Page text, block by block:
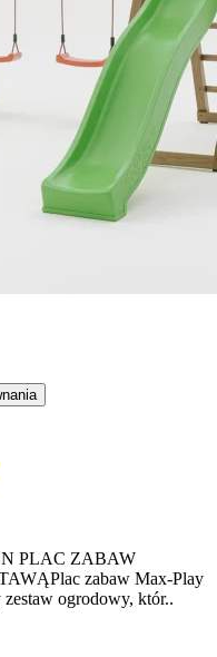
PLAC ZABAW
zabaw Max-Play
ogrodowy, któr..